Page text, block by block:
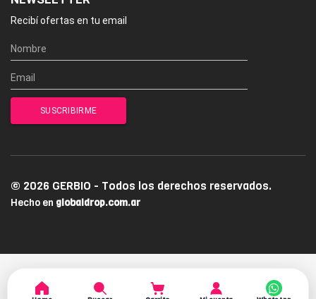
Recibí ofertas en tu email
© 2026 GERBIO - Todos los derechos reservados.
Hecho en globaldrop.com.ar